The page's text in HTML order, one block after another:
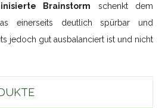
Brainstorm schenkt dem
einerseits deutlich spürbar und
jedoch gut ausbalanciert ist und nicht